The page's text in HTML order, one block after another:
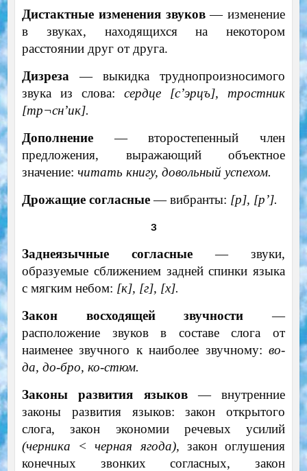
Дистактные изменения звуков— изменение
в звуках, находящихся на некотором
расстоянии друг от друга.
Дизреза — выкидка труднопроизносимого
звука из слова:сердце [с’эрцъ], тростник
[тр¬сн’ик].
Дополнение— второстепенный член
предложения, выражающий объектное
значение: читать книгу, довольный успехом.
Дрожащие согласные— вибранты: [р], [р’].
З
Заднеязычные согласные— звуки,
образуемые сближением задней спинки языка
с мягким небом: [к], [г], [х].
Закон восходящей звучности —
расположение звуков в составе слога от
наименее звучного к наиболее звучному:во-
да, до-бро, ко-стюм.
Законы развития языков— внутренние
законы развития языков: закон открытого
слога, закон экономии речевых усилий
(черника < черная ягода), закон оглушения
конечных звонких согласных, закон